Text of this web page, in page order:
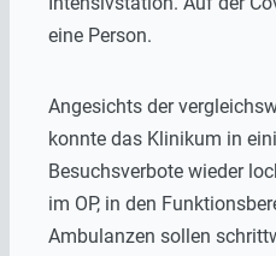
eine Person.
Angesichts der
konnte das Klinikum in
Besuchsverbote wieder
im OP, in den
Ambulanzen sollen